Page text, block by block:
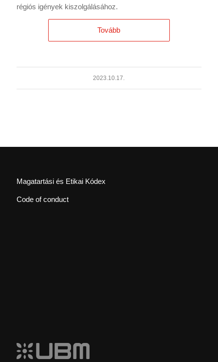
régiós igények kiszolgálásához.
Tovább
2023.10.17.
Magatartási és Etikai Kódex
Code of conduct